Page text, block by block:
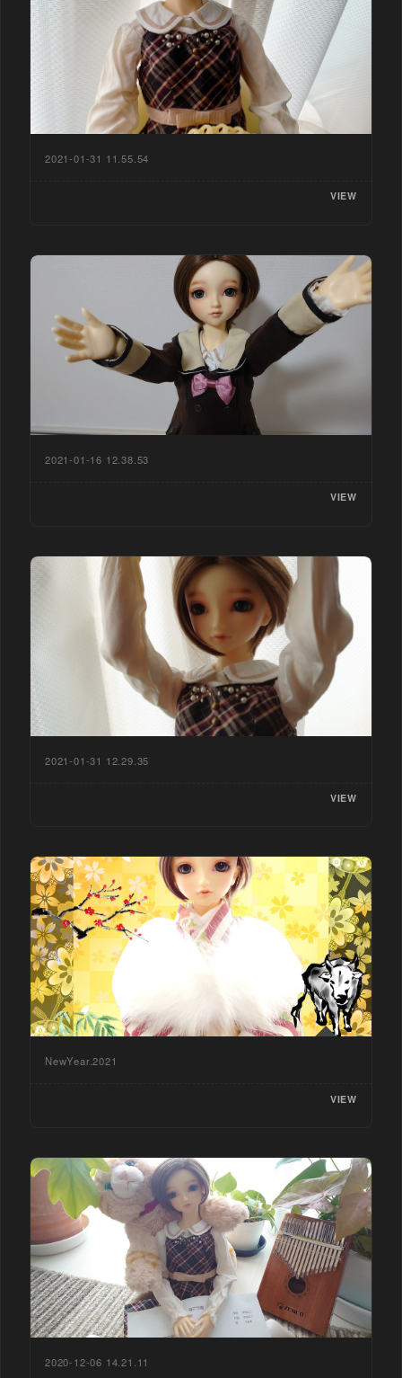
2021-01-31 11.55.54
VIEW
2021-01-16 12.38.53
VIEW
2021-01-31 12.29.35
VIEW
NewYear.2021
VIEW
2020-12-06 14.21.11